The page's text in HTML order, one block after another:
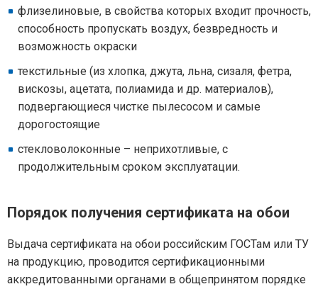
флизелиновые, в свойства которых входит прочность,
способность пропускать воздух, безвредность и
возможность окраски
текстильные (из хлопка, джута, льна, сизаля, фетра,
вискозы, ацетата, полиамида и др. материалов),
подвергающиеся чистке пылесосом и самые
дорогостоящие
стекловолоконные – неприхотливые, с
продолжительным сроком эксплуатации.
Порядок получения сертификата на обои
Выдача сертификата на обои российским ГОСТам или ТУ
на продукцию, проводится сертификационными
аккредитованными органами в общепринятом порядке